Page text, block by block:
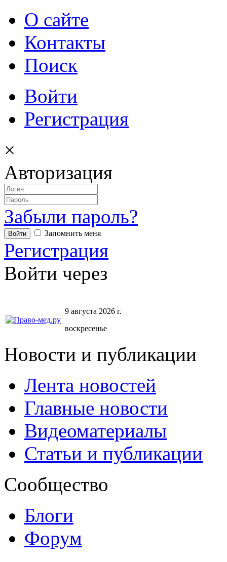
О сайте
Контакты
Поиск
Войти
Регистрация
×
Авторизация
Забыли пароль?
Запомнить меня
Регистрация
Войти через
9 августа 2026 г.
воскресенье
Новости и публикации
Лента новостей
Главные новости
Видеоматериалы
Статьи и публикации
Сообщество
Блоги
Форум